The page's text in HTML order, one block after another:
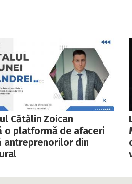
Cătălin Zoican
o platformă de afaceri
antreprenorilor din